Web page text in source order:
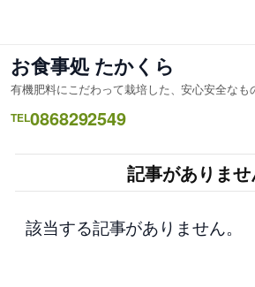
ス
キ
ッ
お食事処 たかくら
有機肥料にこだわって栽培した、安心安全なも
TEL0868292549
記事がありませ
該当する記事がありません。